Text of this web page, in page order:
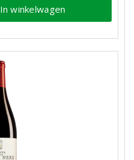
In winkelwagen